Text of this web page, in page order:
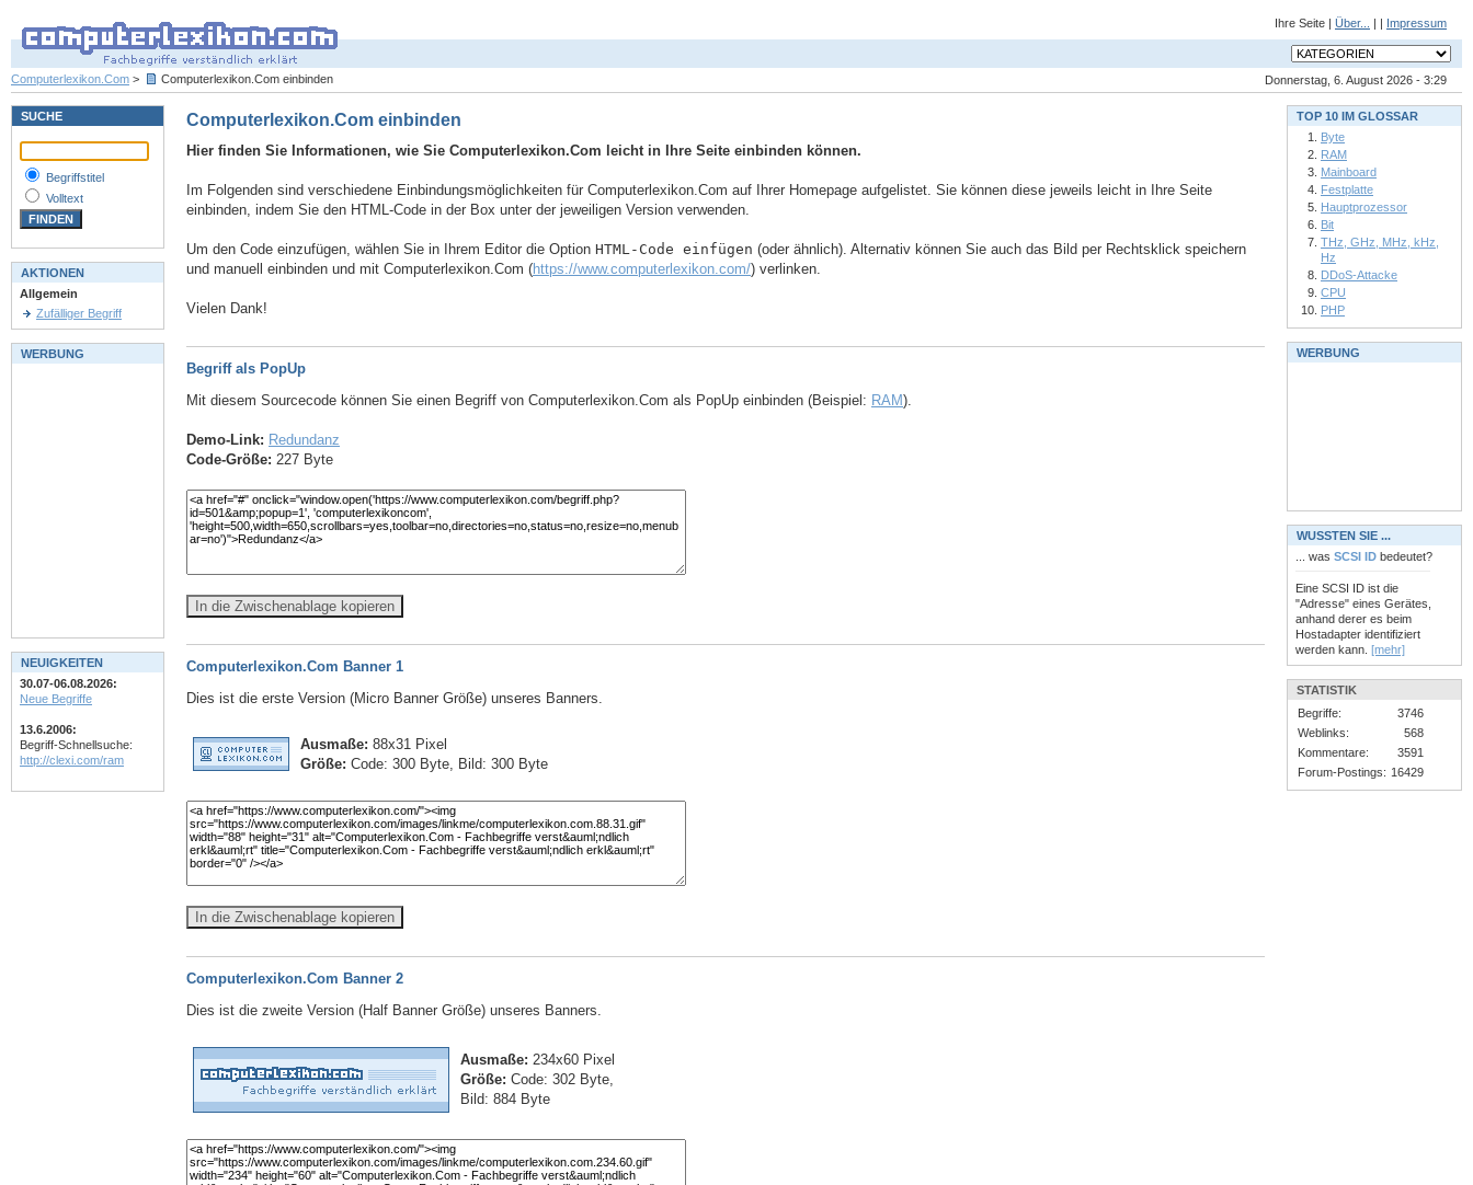
Ihre Seite | Über... | | Impressum
Donnerstag, 6. August 2026 - 3:29
Computerlexikon.Com > Computerlexikon.Com einbinden
Computerlexikon.Com einbinden
Hier finden Sie Informationen, wie Sie Computerlexikon.Com leicht in Ihre Seite einbinden können.
Im Folgenden sind verschiedene Einbindungsmöglichkeiten für Computerlexikon.Com auf Ihrer Homepage aufgelistet. Sie können diese jeweils leicht in Ihre Seite
einbinden, indem Sie den HTML-Code in der Box unter der jeweiligen Version verwenden.
Um den Code einzufügen, wählen Sie in Ihrem Editor die Option HTML-Code einfügen (oder ähnlich). Alternativ können Sie auch das Bild per Rechtsklick speichern
und manuell einbinden und mit Computerlexikon.Com (https://www.computerlexikon.com/) verlinken.
Vielen Dank!
Begriff als PopUp
Mit diesem Sourcecode können Sie einen Begriff von Computerlexikon.Com als PopUp einbinden (Beispiel: RAM).
Demo-Link: Redundanz
Code-Größe: 227 Byte
In die Zwischenablage kopieren
Computerlexikon.Com Banner 1
Dies ist die erste Version (Micro Banner Größe) unseres Banners.
Ausmaße: 88x31 Pixel
Größe: Code: 300 Byte, Bild: 300 Byte
In die Zwischenablage kopieren
Computerlexikon.Com Banner 2
Dies ist die zweite Version (Half Banner Größe) unseres Banners.
Ausmaße: 234x60 Pixel
Größe: Code: 302 Byte,
Bild: 884 Byte
SUCHE
Begriffstitel
Volltext
AKTIONEN
Allgemein
Zufälliger Begriff
WERBUNG
NEUIGKEITEN
30.07-06.08.2026:
Neue Begriffe
13.6.2006:
Begriff-Schnellsuche:
http://clexi.com/ram
TOP 10 IM GLOSSAR
Byte
RAM
Mainboard
Festplatte
Hauptprozessor
Bit
THz, GHz, MHz, kHz,
Hz
DDoS-Attacke
CPU
PHP
WERBUNG
WUSSTEN SIE ...
... was SCSI ID bedeutet?
Eine SCSI ID ist die
"Adresse" eines Gerätes,
anhand derer es beim
Hostadapter identifiziert
werden kann. [mehr]
STATISTIK
Begriffe:
3746
Weblinks:
568
Kommentare:
3591
Forum-Postings: 16429